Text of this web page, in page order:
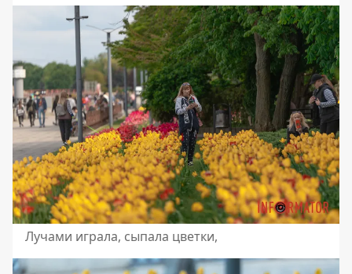
Лучами играла, сыпала цветки,